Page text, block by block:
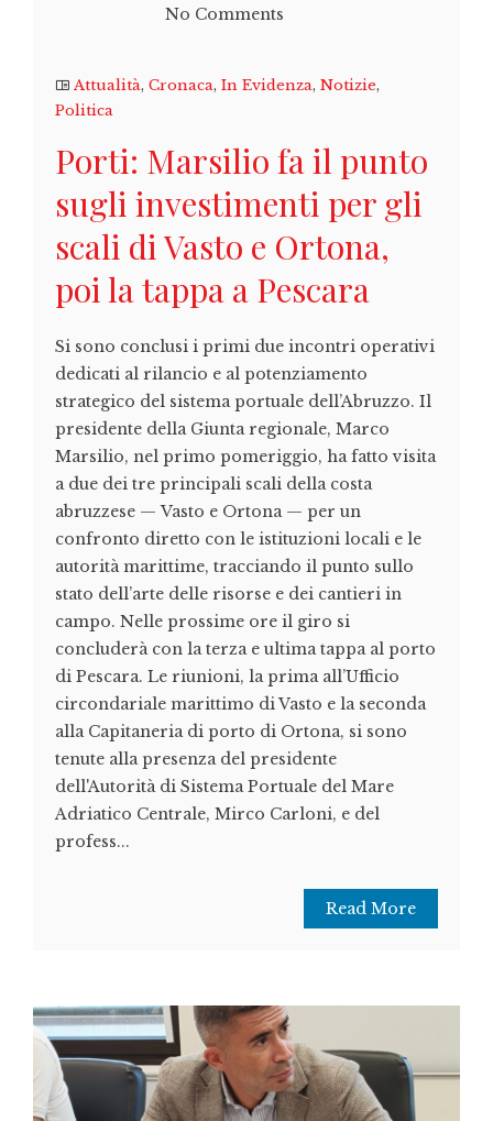
No Comments
Attualità, Cronaca, In Evidenza, Notizie,
Politica
Porti: Marsilio fa il punto
sugli investimenti per gli
scali di Vasto e Ortona,
poi la tappa a Pescara
Si sono conclusi i primi due incontri operativi
dedicati al rilancio e al potenziamento
strategico del sistema portuale dell’Abruzzo. Il
presidente della Giunta regionale, Marco
Marsilio, nel primo pomeriggio, ha fatto visita
a due dei tre principali scali della costa
abruzzese — Vasto e Ortona — per un
confronto diretto con le istituzioni locali e le
autorità marittime, tracciando il punto sullo
stato dell’arte delle risorse e dei cantieri in
campo. Nelle prossime ore il giro si
concluderà con la terza e ultima tappa al porto
di Pescara. Le riunioni, la prima all’Ufficio
circondariale marittimo di Vasto e la seconda
alla Capitaneria di porto di Ortona, si sono
tenute alla presenza del presidente
dell'Autorità di Sistema Portuale del Mare
Adriatico Centrale, Mirco Carloni, e del
profess...
Read More